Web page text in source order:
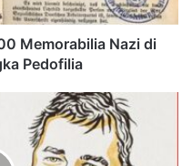
Memorabilia Nazi di
Pedofilia